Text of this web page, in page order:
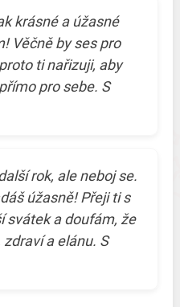
krásné a úžasné
Věčně by ses pro
ti nařizuji, aby
pro sebe. S
rok, ale neboj se.
úžasně! Přeji ti s
svátek a doufám, že
a elánu. S